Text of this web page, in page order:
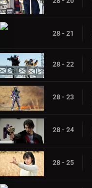
28 - 21
28 - 22
28 - 23
28 - 24
28 - 25